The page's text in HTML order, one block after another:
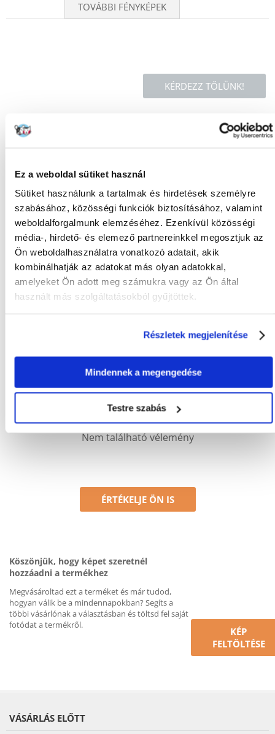
Ez a weboldal sütiket használ
Sütiket használunk a tartalmak és hirdetések személyre
szabásához, közösségi funkciók biztosításához, valamint
weboldalforgalmunk elemzéséhez. Ezenkívül közösségi
média-, hirdető- és elemező partnereinkkel megosztjuk az
Ön weboldalhasználatra vonatkozó adatait, akik
kombinálhatják az adatokat más olyan adatokkal,
amelyeket Ön adott meg számukra vagy az Ön által
használt más szolgáltatásokból gyűjtöttek.
Részletek megjelenítése
Mindennek a megengedése
Testre szabás
TOVÁBBI FÉNYKÉPEK
KÉRDEZZ TŐLÜNK!
Gyakori Kérdések (GYIK)
Tulajdonságok
CSOMAG SÚLYA
20
TOVÁBBI
EGÉSZSÉGÜGYI
Szaporodás
GYÁRTÓ: VERSELE-LAGA
Csak regisztrált FERA.HU vásárlók írhatnak véleményt, akik
megvásárolták ezt a terméket. A csillagok által adott értékelés
Értékelések
Nem található vélemény
ÉRTÉKELJE ÖN IS
Köszönjük, hogy képet szeretnél
hozzáadni a termékhez
Megvásároltad ezt a terméket és már tudod,
hogyan válik be a mindennapokban? Segíts a
többi vásárlónak a választásban és töltsd fel saját
fotódat a termékről.
KÉP
FELTÖLTÉSE
VÁSÁRLÁS ELŐTT